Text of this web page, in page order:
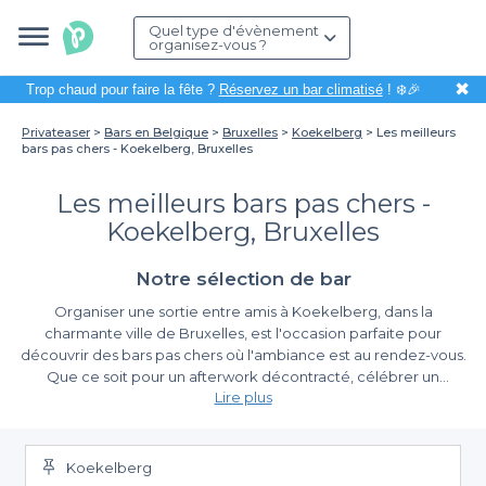
Quel type d'évènement
organisez-vous ?
Trop chaud pour faire la fête ? Réservez un bar climatisé! ❄️🎉 ✖
Privateaser Bars en Belgique Bruxelles Koekelberg
Les meilleurs
bars pas chers - Koekelberg, Bruxelles
Les meilleurs bars pas chers -
Koekelberg, Bruxelles
Notre sélection de bar
Organiser une sortie entre amis à Koekelberg, dans la
charmante ville de Bruxelles, est l'occasion parfaite pour
découvrir des bars pas chers où l'ambiance est au rendez-vous.
Que ce soit pour un afterwork décontracté, célébrer un
anniversaire ou simplement se retrouver autour d'un verre, le
sans se ruiner.
Profitez d'une large sélection
Grâce à Privateaser, la planification de votre prochaine soirée
Lire plus
Koekelberg